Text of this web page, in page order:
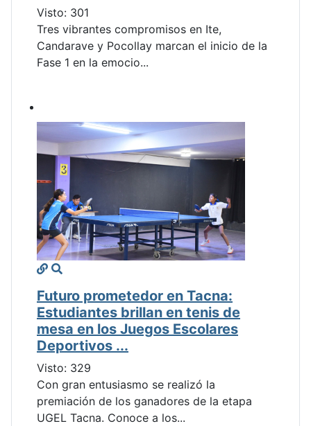
Visto: 301
Tres vibrantes compromisos en Ite,
Candarave y Pocollay marcan el inicio de la
Fase 1 en la emocio...
Futuro prometedor en Tacna:
Estudiantes brillan en tenis de
mesa en los Juegos Escolares
Deportivos ...
Visto: 329
Con gran entusiasmo se realizó la
premiación de los ganadores de la etapa
UGEL Tacna. Conoce a los...